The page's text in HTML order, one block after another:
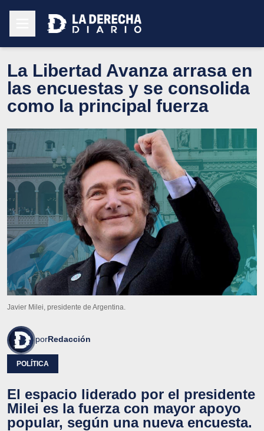
La Libertad Avanza arrasa en
las encuestas y se consolida
como la principal fuerza
Javier Milei, presidente de Argentina.
porRedacción
POLÍTICA
El espacio liderado por el presidente
Milei es la fuerza con mayor apoyo
popular, según una nueva encuesta.